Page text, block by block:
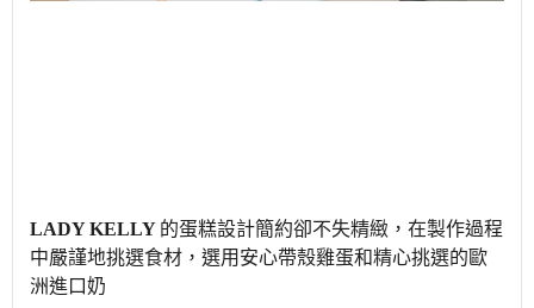
LADY KELLY 的蛋糕設計簡約卻不失精緻，在製作過程
中嚴謹地挑選食材，選用安心帶殼雞蛋和精心挑選的歐
洲進口奶